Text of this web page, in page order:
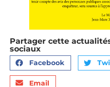
Partager cette
sociaux
Facebook
Email